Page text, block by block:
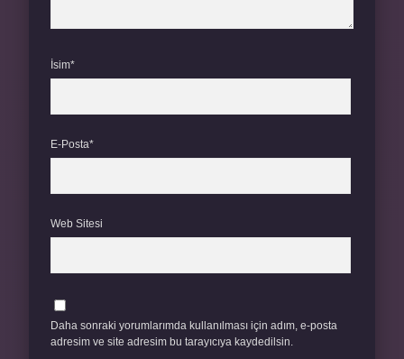
İsim*
E-Posta*
Web Sitesi
Daha sonraki yorumlarımda kullanılması için adım, e-posta
adresim ve site adresim bu tarayıcıya kaydedilsin.